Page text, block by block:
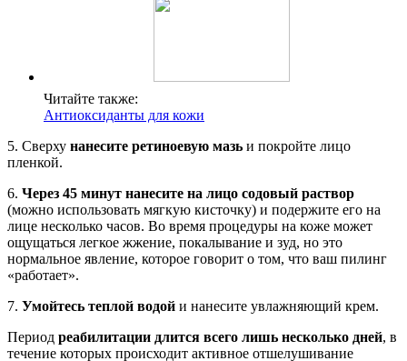
Читайте также:
Антиоксиданты для кожи
5. Сверху нанесите ретиноевую мазь и покройте лицо
пленкой.
6. Через 45 минут нанесите на лицо содовый раствор
(можно использовать мягкую кисточку) и подержите его на
лице несколько часов. Во время процедуры на коже может
ощущаться легкое жжение, покалывание и зуд, но это
нормальное явление, которое говорит о том, что ваш пилинг
«работает».
7. Умойтесь теплой водой и нанесите увлажняющий крем.
Период реабилитации длится всего лишь несколько дней, в
течение которых происходит активное отшелушивание